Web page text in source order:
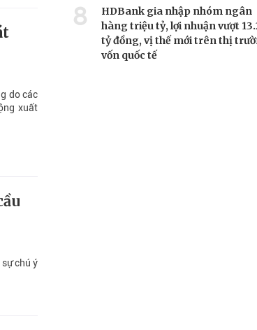
do các
xuất
chú ý
8
HDBank gia nhập nhóm ngân
hàng triệu tỷ, lợi nhuận vượt
tỷ đồng, vị thế mới trên thị
vốn quốc tế